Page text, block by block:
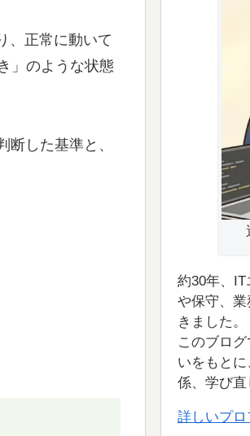
、正常に動いて
」のような状態
した基準と、
約30年、
や保守、
きました。
このブロ
いをもと
係、学び直
詳しいプ